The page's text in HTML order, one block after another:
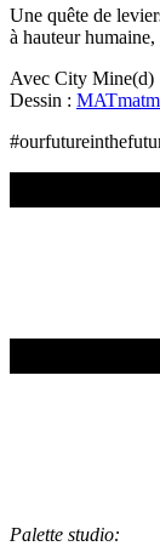
Une quête de
à hauteur
Avec City Mine(d)
Dessin :
Palette studio: